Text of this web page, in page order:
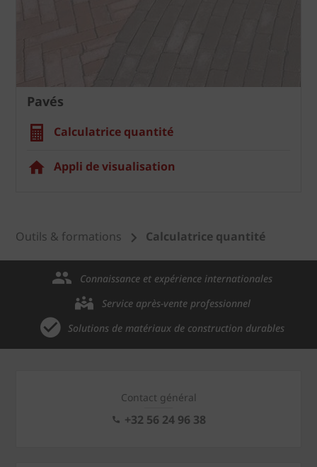
Pavés
Calculatrice quantité
Appli de visualisation
Outils & formations Calculatrice quantité
Connaissance et expérience internationales
Service après-vente professionnel
Solutions de matériaux de construction durables
Contact général
+32 56 24 96 38